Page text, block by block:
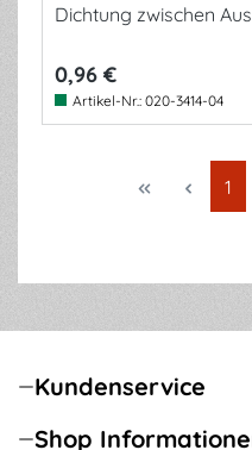
Dichtung zwischen
0,96 €
Artikel-Nr.: 020-3414-04
1
Kundenservice
Shop